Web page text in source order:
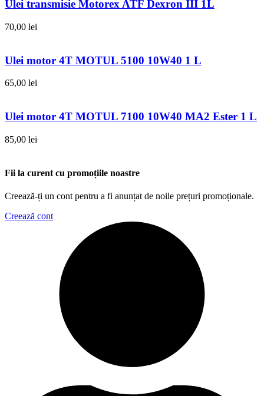
Ulei transmisie Motorex ATF Dexron III 1L
70,00 lei
Ulei motor 4T MOTUL 5100 10W40 1 L
65,00 lei
Ulei motor 4T MOTUL 7100 10W40 MA2 Ester 1 L
85,00 lei
Fii la curent cu promoțiile noastre
Creează-ți un cont pentru a fi anunțat de noile prețuri promoționale.
Creează cont